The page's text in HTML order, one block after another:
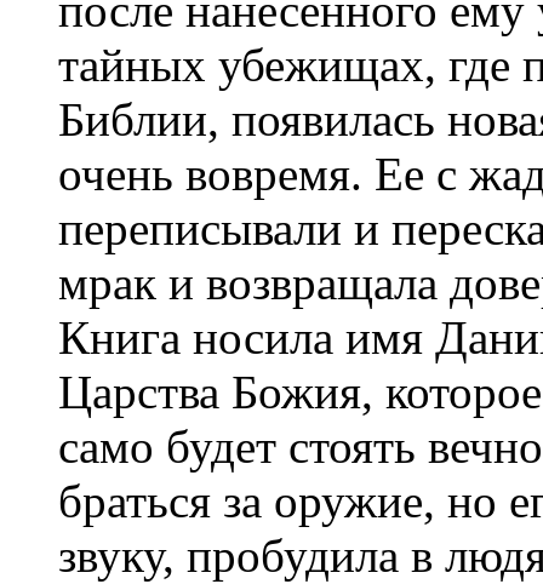
после нанесенного
тайных убежищах, где
Библии, появилась
очень вовремя. Ее с
переписывали и
мрак и возвращала
Книга носила имя
Царства Божия,
само будет стоять
браться за оружие, но
звуку, пробудила в